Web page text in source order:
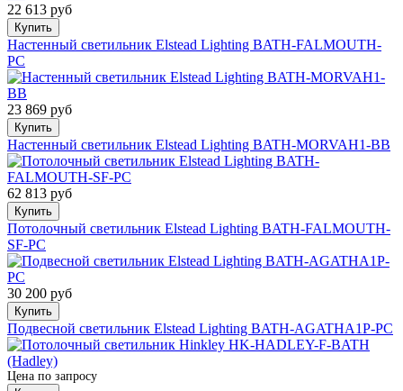
22 613 руб
Купить
Настенный светильник Elstead Lighting BATH-FALMOUTH-
PC
23 869 руб
Купить
Настенный светильник Elstead Lighting BATH-MORVAH1-BB
62 813 руб
Купить
Потолочный светильник Elstead Lighting BATH-FALMOUTH-
SF-PC
30 200 руб
Купить
Подвесной светильник Elstead Lighting BATH-AGATHA1P-PC
Цена по запросу